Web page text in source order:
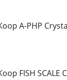
A-PHP
FISH SCALE